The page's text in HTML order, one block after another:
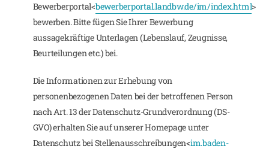
Bewerberportal<bewerberportal.landbw.de/im/index.html>
bewerben. Bitte fügen Sie Ihrer Bewerbung
aussagekräftige Unterlagen (Lebenslauf, Zeugnisse,
Beurteilungen etc.) bei.
Die Informationen zur Erhebung von
personenbezogenen Daten bei der betroffenen Person
nach Art. 13 der Datenschutz-Grundverordnung (DS-
GVO) erhalten Sie auf unserer Homepage unter
Datenschutz bei Stellenausschreibungen<im.baden-